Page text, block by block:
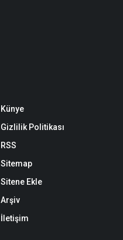
Künye
Gizlilik Politikası
RSS
Sitemap
Sitene Ekle
Arşiv
İletişim